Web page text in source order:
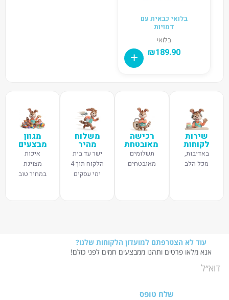
בלואי כבאית עם
דמויות
בלואי
₪189.90
שירות
לקוחות
באדיבות,
מכל הלב
רכישה
מאובטחת
תשלומים
מאובטחים
משלוח
מהיר
ישר עד בית
הלקוח תוך 4
ימי עסקים
מגוון
מבצעים
איכות
מצוינת
במחיר טוב
עוד לא הצטרפתם למועדון הלקוחות שלנו?
אנא מלאו פרטים ותהנו ממבצעים חמים לפני כולם!
שלח טופס